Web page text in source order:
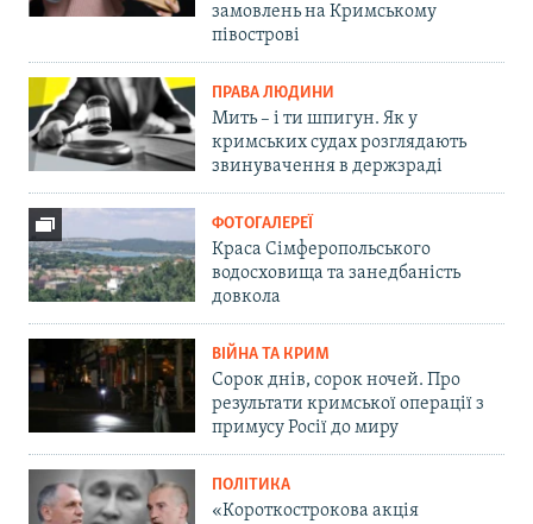
замовлень на Кримському
півострові
ПРАВА ЛЮДИНИ
Мить – і ти шпигун. Як у
кримських судах розглядають
звинувачення в держзраді
ФОТОГАЛЕРЕЇ
Краса Сімферопольського
водосховища та занедбаність
довкола
ВІЙНА ТА КРИМ
Сорок днів, сорок ночей. Про
результати кримської операції з
примусу Росії до миру
ПОЛІТИКА
«Короткострокова акція